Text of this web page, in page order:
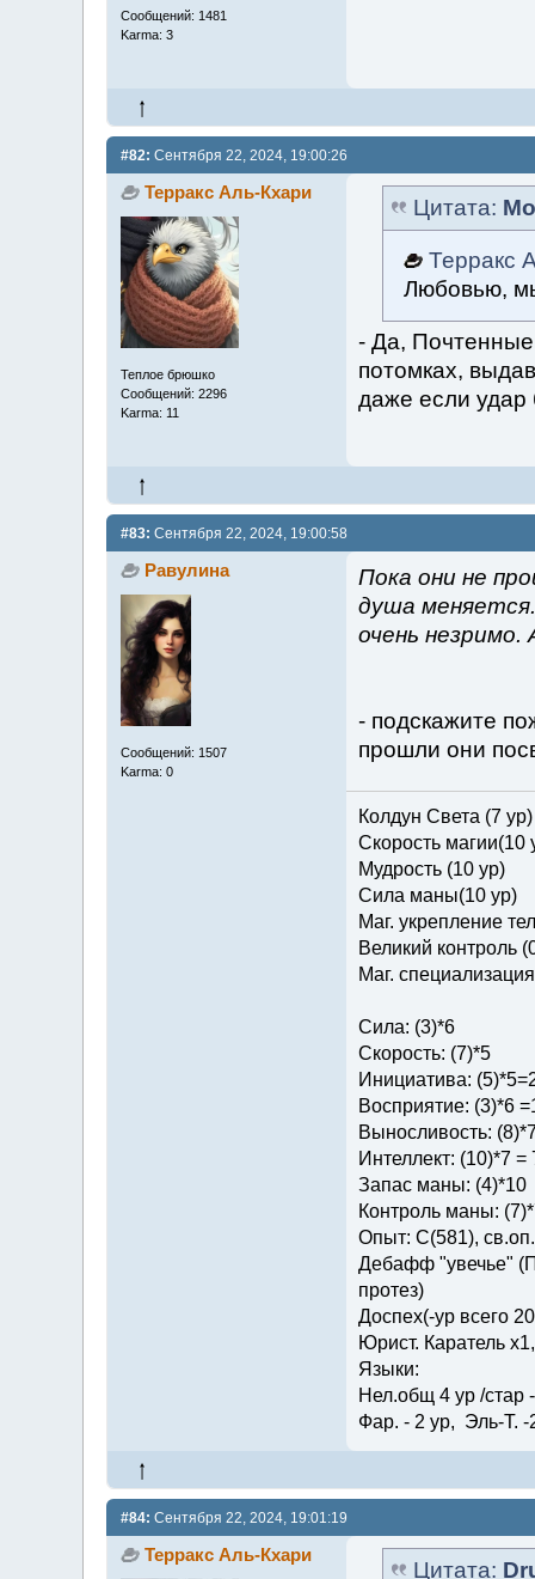
Сообщений: 1481
Karma: 3
#82: Сентября 22, 2024, 19:00:26
Терракс Аль-Кхари
Теплое брюшко
Сообщений: 2296
Karma: 11
Цитата:
Терракс
Любовью,
- Да,
потомках,
даже если
#83: Сентября 22, 2024, 19:00:58
Равулина
Сообщений: 1507
Karma: 0
Пока они не
душа
очень
- подскажите
прошли они
Колдун Света (7
Скорость магии(10
Мудрость (10 ур)
Сила маны(10 ур)
Маг. укрепление
Великий контроль
Маг.
Сила: (3)*6
Скорость: (7)*5
Инициатива:
Восприятие: (3)*6
Выносливость:
Интеллект: (10)*7 =
Запас маны: (4)*10
Контроль маны:
Опыт: C(581),
Дебафф "увечье"
протез)
Доспех(-ур всего
Юрист. Каратель
Языки:
Нел.общ 4 ур /стар
Фар. - 2 ур, Эль-Т. -
#84: Сентября 22, 2024, 19:01:19
Терракс Аль-Кхари
Цитата: